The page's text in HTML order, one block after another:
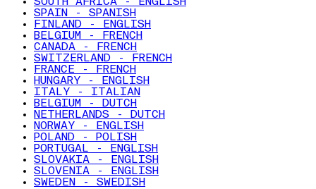
SPAIN - SPANISH
FINLAND - ENGLISH
BELGIUM - FRENCH
CANADA - FRENCH
SWITZERLAND - FRENCH
FRANCE - FRENCH
HUNGARY - ENGLISH
ITALY - ITALIAN
BELGIUM - DUTCH
NETHERLANDS - DUTCH
NORWAY - ENGLISH
POLAND - POLISH
PORTUGAL - ENGLISH
SLOVAKIA - ENGLISH
SLOVENIA - ENGLISH
SWEDEN - SWEDISH